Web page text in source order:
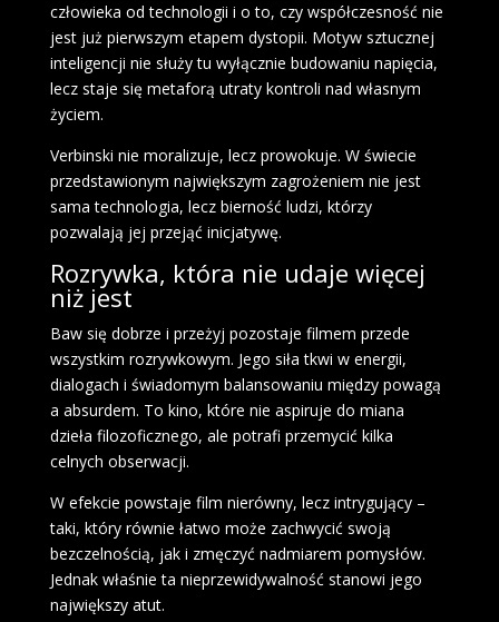
człowieka od technologii i o to, czy współczesność nie
jest już pierwszym etapem dystopii. Motyw sztucznej
inteligencji nie służy tu wyłącznie budowaniu napięcia,
lecz staje się metaforą utraty kontroli nad własnym
życiem.
Verbinski nie moralizuje, lecz prowokuje. W świecie
przedstawionym największym zagrożeniem nie jest
sama technologia, lecz bierność ludzi, którzy
pozwalają jej przejąć inicjatywę.
Rozrywka, która nie udaje więcej
niż jest
Baw się dobrze i przeżyj pozostaje filmem przede
wszystkim rozrywkowym. Jego siła tkwi w energii,
dialogach i świadomym balansowaniu między powagą
a absurdem. To kino, które nie aspiruje do miana
dzieła filozoficznego, ale potrafi przemycić kilka
celnych obserwacji.
W efekcie powstaje film nierówny, lecz intrygujący –
taki, który równie łatwo może zachwycić swoją
bezczelnością, jak i zmęczyć nadmiarem pomysłów.
Jednak właśnie ta nieprzewidywalność stanowi jego
największy atut.